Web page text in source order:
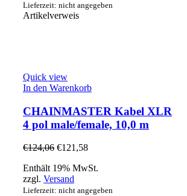
Lieferzeit: nicht angegeben
Artikelverweis
Quick view
In den Warenkorb
CHAINMASTER Kabel XLR
4 pol male/female, 10,0 m
€124,06 €121,58
Enthält 19% MwSt.
zzgl. Versand
Lieferzeit: nicht angegeben